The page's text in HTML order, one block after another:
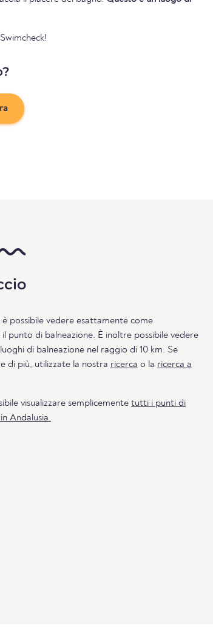
è possibile vedere esattamente come
punto di balneazione. È inoltre possibile vedere
di balneazione nel raggio di 10 km. Se
di più, utilizzate la nostra ricerca o la ricerca a
visualizzare semplicemente tutti i punti di
Andalusia.